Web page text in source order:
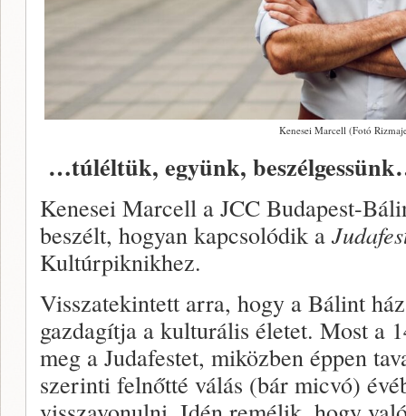
Kenesei Marcell (Fotó
…túléltük, együnk,
Kenesei Marcell a JCC Budapest-
beszélt, hogyan kapcsolódik a
Kultúrpiknikhez.
Visszatekintett arra, hogy a Bálint
gazdagítja a kulturális életet. Most a
meg a Judafestet, miközben éppen
szerinti felnőtté válás (bár micvó)